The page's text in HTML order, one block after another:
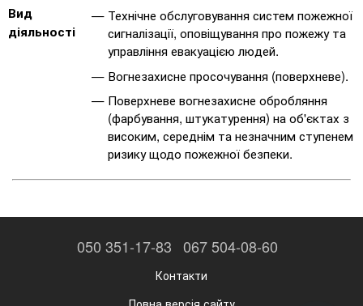
Вид
діяльності
Технічне обслуговування систем пожежної
сигналізації, оповіщування про пожежу та
управління евакуацією людей.
Вогнезахисне просочування (поверхневе).
Поверхневе вогнезахисне обробляння
(фарбування, штукатурення) на об'єктах з
високим, середнім та незначним ступенем
ризику щодо пожежної безпеки.
050 351-17-83 067 504-08-60
Контакти